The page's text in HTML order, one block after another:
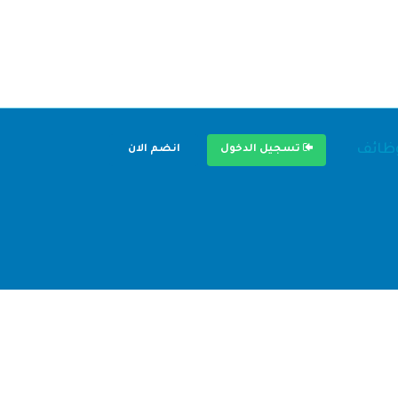
تسجيل الدخول انضم الان